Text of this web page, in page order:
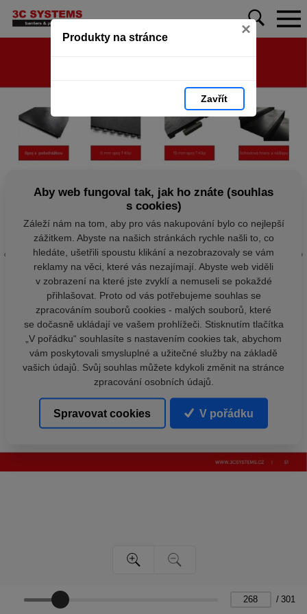
Produkty na stránce ×
Zavřít
/ 301
Aby web fungoval tak, jak ho znáte (souhlas
s cookies)
Záleží nám na tom, aby pro vás nakupování bylo co nejlepší
zážitkem. Abyste na našich stránkách rychle našli to, co
hledáte, ušetřili spoustu klikání a nezobrazovaly se vám
reklamy na věci, které vás nezajímají. Abyste web viděli
v zobrazení na které jste zvyklí a nemuseli se pokaždé
přihlašovat. Proto od vás potřebujeme souhlas se
zpracováním souborů cookies - malých souborů, které
se dočasně ukládají ve vašem prohlížeči. Stisknutím tlačítka
„V pořádku“ souhlasíte s nastavením cookies tak, abychom
vám poskytovali smysluplné a užitečné služby na základě
vašich údajů. Svůj souhlas můžete kdykoli změnit na stránce
zpracování osobních údajů.
Spravovat cookies V pořádku